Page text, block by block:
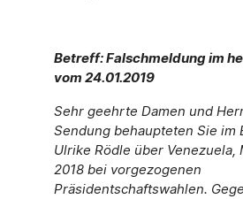
Betreff: Falschmeldung im
vom 24.01.2019
Sehr geehrte Damen und
Sendung behaupteten Sie im
Ulrike Rödle über Venezuela,
2018 bei vorgezogenen
Präsidentschaftswahlen.